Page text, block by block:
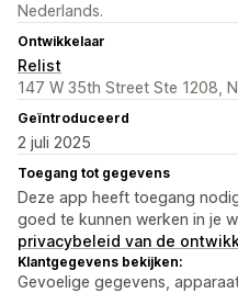
Nederlands.
Ontwikkelaar
Relist
147 W 35th Street Ste 1208,
Geïntroduceerd
2 juli 2025
Toegang tot gegevens
Deze app heeft toegang
goed te kunnen werken in je
privacybeleid van de
Klantgegevens bekijken:
Gevoelige gegevens,